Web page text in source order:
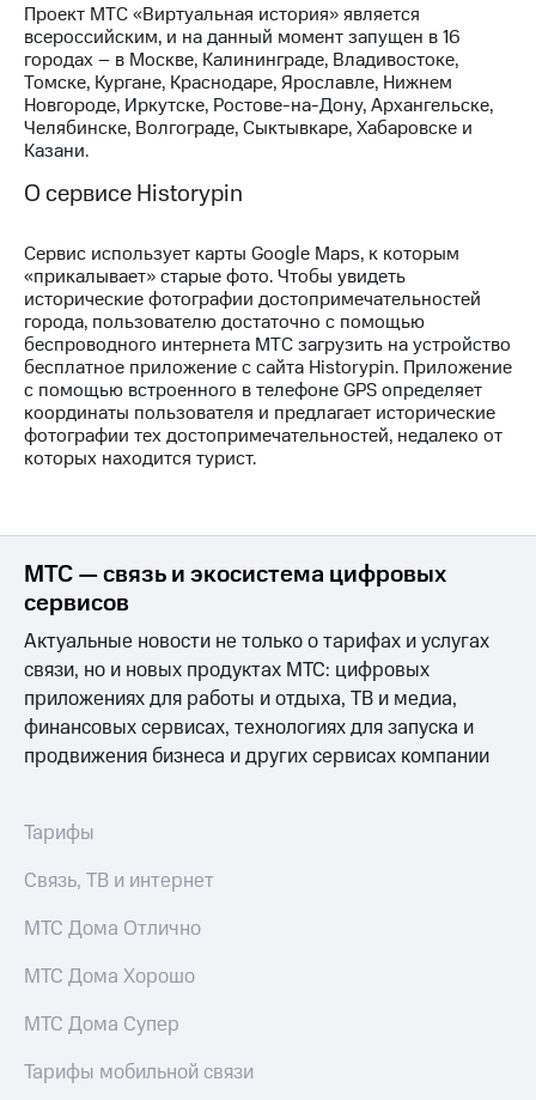
Проект МТС «Виртуальная история» является
всероссийским, и на данный момент запущен в 16
городах – в Москве, Калининграде, Владивостоке,
Томске, Кургане, Краснодаре, Ярославле, Нижнем
Новгороде, Иркутске, Ростове-на-Дону, Архангельске,
Челябинске, Волгограде, Сыктывкаре, Хабаровске и
Казани.
О сервисе Historypin
Cервис использует карты Google Maps, к которым
«прикалывает» старые фото. Чтобы увидеть
исторические фотографии достопримечательностей
города, пользователю достаточно с помощью
беспроводного интернета МТС загрузить на устройство
бесплатное приложение с сайта Historypin. Приложение
с помощью встроенного в телефоне GPS определяет
координаты пользователя и предлагает исторические
фотографии тех достопримечательностей, недалеко от
которых находится турист.
МТС — связь и экосистема цифровых
сервисов
Актуальные новости не только о тарифах и услугах
связи, но и новых продуктах МТС: цифровых
приложениях для работы и отдыха, ТВ и медиа,
финансовых сервисах, технологиях для запуска и
продвижения бизнеса и других сервисах компании
Тарифы
Связь, ТВ и интернет
МТС Дома Отлично
МТС Дома Хорошо
МТС Дома Супер
Тарифы мобильной связи